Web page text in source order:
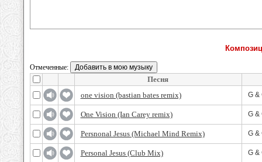
Отмеченные:
Песня
one vision (bastian bates remix)
G &
One Vision (Ian Carey remix) G &
Persnonal Jesus (Michael Mind Remix) G &
Personal Jesus (Club Mix) G &